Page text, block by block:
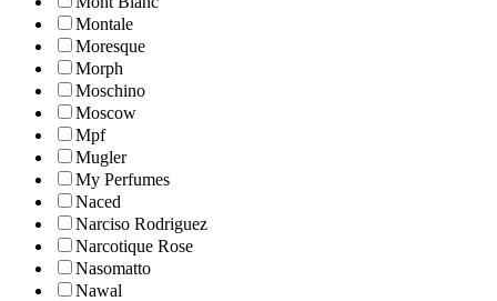
Montale
Moresque
Morph
Moschino
Moscow
Mpf
Mugler
My Perfumes
Naced
Narciso Rodriguez
Narcotique Rose
Nasomatto
Nawal